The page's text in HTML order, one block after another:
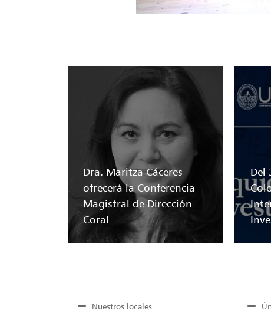
Dra. Maritza Cáceres
ofrecerá la Conferencia
Magistral de Dirección
Coral
Del
Nuestros locales